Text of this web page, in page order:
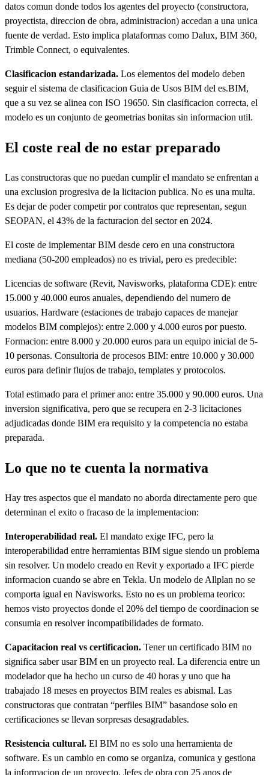
datos comun donde todos los agentes del proyecto (constructora,
proyectista, direccion de obra, administracion) accedan a una unica
fuente de verdad. Esto implica plataformas como Dalux, BIM 360,
Trimble Connect, o equivalentes.
Clasificacion estandarizada. Los elementos del modelo deben
seguir el sistema de clasificacion Guia de Usos BIM del es.BIM,
que a su vez se alinea con ISO 19650. Sin clasificacion correcta, el
modelo es un conjunto de geometrias bonitas sin informacion util.
El coste real de no estar preparado
Las constructoras que no puedan cumplir el mandato se enfrentan a
una exclusion progresiva de la licitacion publica. No es una multa.
Es dejar de poder competir por contratos que representan, segun
SEOPAN, el 43% de la facturacion del sector en 2024.
El coste de implementar BIM desde cero en una constructora
mediana (50-200 empleados) no es trivial, pero es predecible:
Licencias de software (Revit, Navisworks, plataforma CDE): entre
15.000 y 40.000 euros anuales, dependiendo del numero de
usuarios. Hardware (estaciones de trabajo capaces de manejar
modelos BIM complejos): entre 2.000 y 4.000 euros por puesto.
Formacion: entre 8.000 y 20.000 euros para un equipo inicial de 5-
10 personas. Consultoria de procesos BIM: entre 10.000 y 30.000
euros para definir flujos de trabajo, templates y protocolos.
Total estimado para el primer ano: entre 35.000 y 90.000 euros. Una
inversion significativa, pero que se recupera en 2-3 licitaciones
adjudicadas donde BIM era requisito y la competencia no estaba
preparada.
Lo que no te cuenta la normativa
Hay tres aspectos que el mandato no aborda directamente pero que
determinan el exito o fracaso de la implementacion:
Interoperabilidad real. El mandato exige IFC, pero la
interoperabilidad entre herramientas BIM sigue siendo un problema
sin resolver. Un modelo creado en Revit y exportado a IFC pierde
informacion cuando se abre en Tekla. Un modelo de Allplan no se
comporta igual en Navisworks. Esto no es un problema teorico:
hemos visto proyectos donde el 20% del tiempo de coordinacion se
consumia en resolver incompatibilidades de formato.
Capacitacion real vs certificacion. Tener un certificado BIM no
significa saber usar BIM en un proyecto real. La diferencia entre un
modelador que ha hecho un curso de 40 horas y uno que ha
trabajado 18 meses en proyectos BIM reales es abismal. Las
constructoras que contratan “perfiles BIM” basandose solo en
certificaciones se llevan sorpresas desagradables.
Resistencia cultural. El BIM no es solo una herramienta de
software. Es un cambio en como se organiza, comunica y gestiona
la informacion de un proyecto. Jefes de obra con 25 anos de